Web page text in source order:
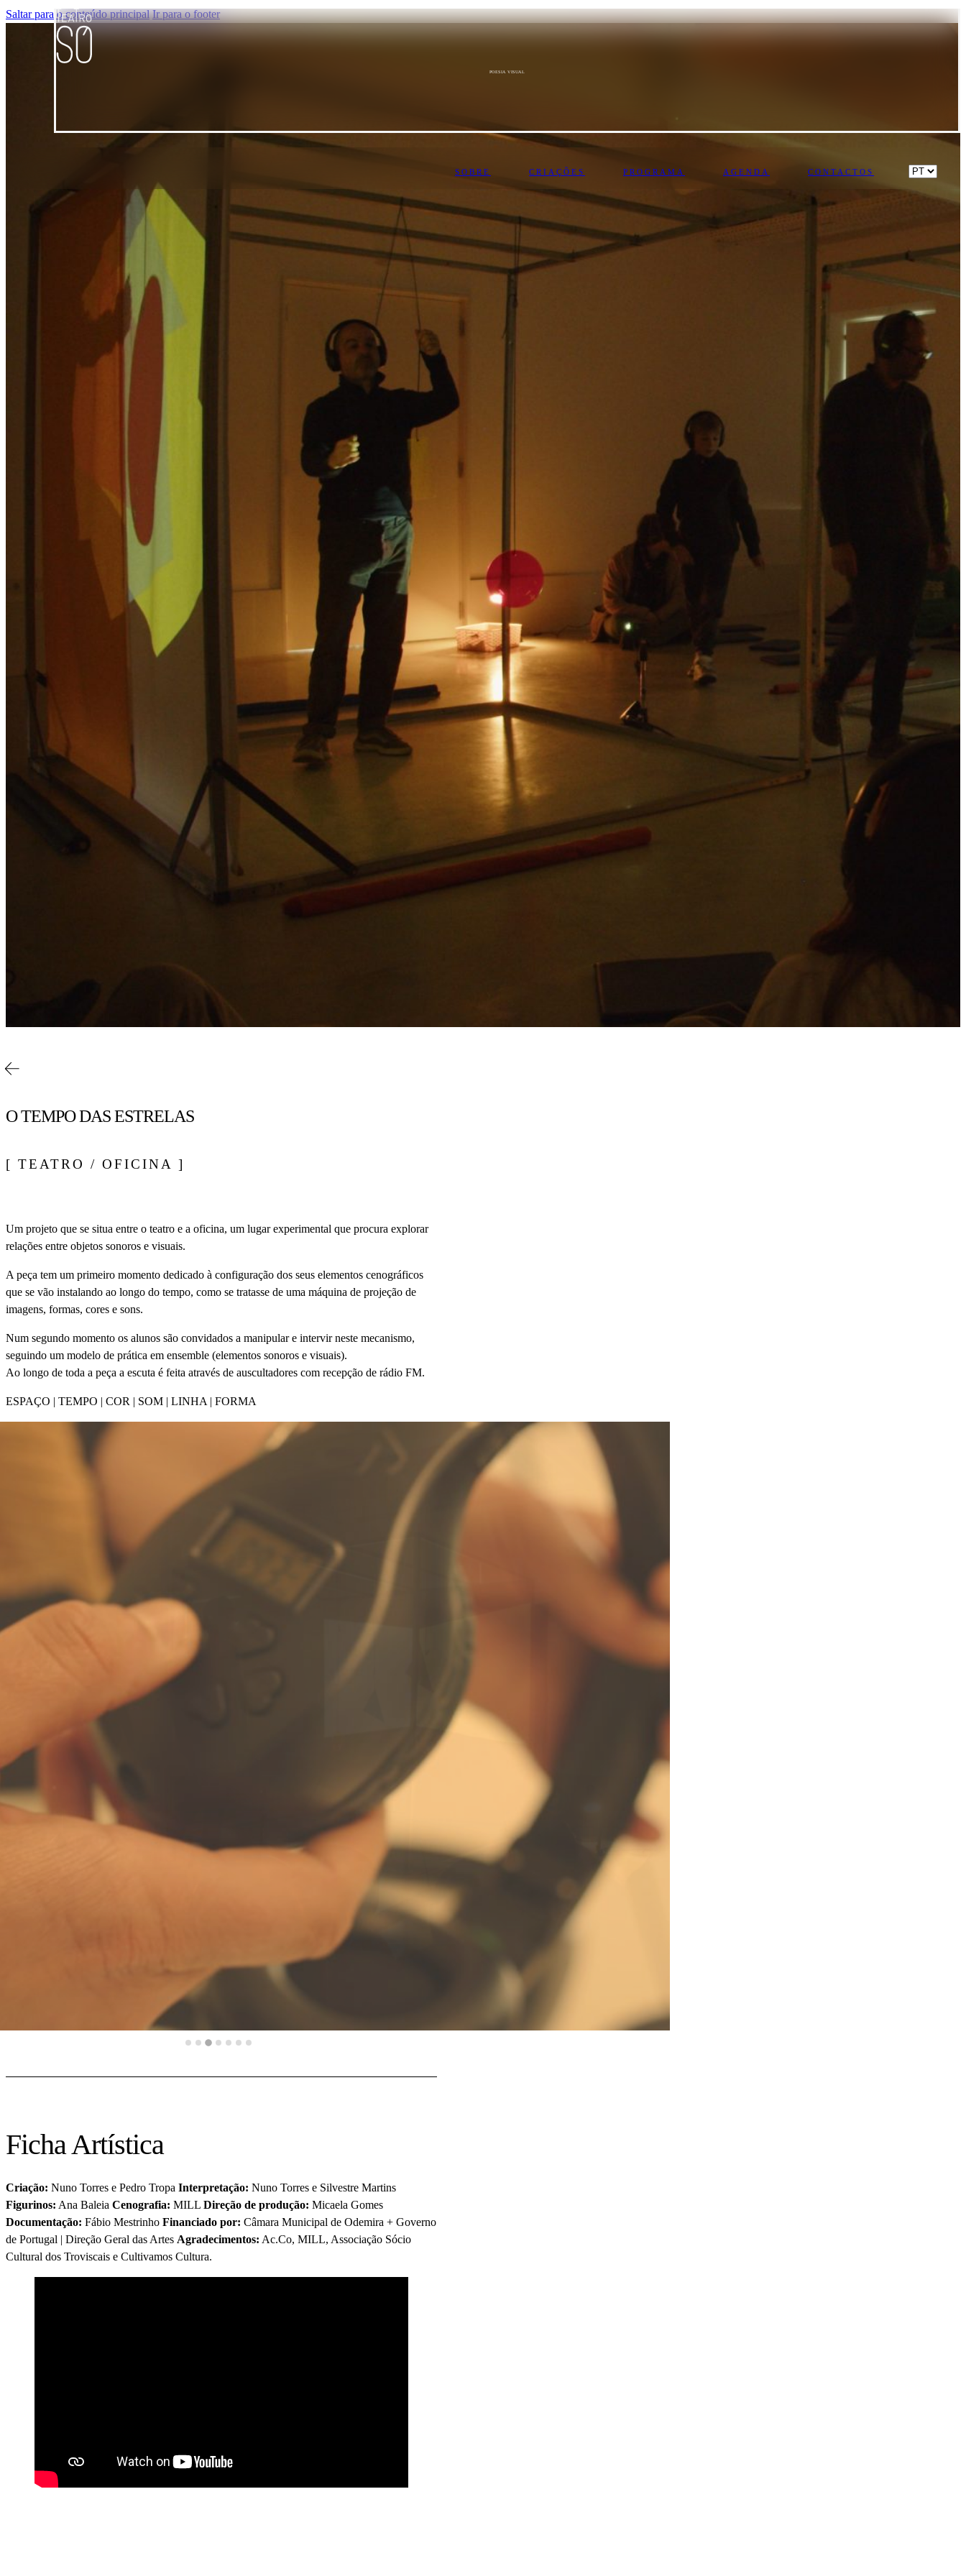
Saltar para o conteúdo principal Ir para o footer
POESIA VISUAL
SOBRE CRIAÇÕES PROGRAMA AGENDA CONTACTOS
O TEMPO DAS ESTRELAS
[ TEATRO / OFICINA ]
Um projeto que se situa entre o teatro e a oficina, um lugar experimental que procura explorar
relações entre objetos sonoros e visuais.
A peça tem um primeiro momento dedicado à configuração dos seus elementos cenográficos
que se vão instalando ao longo do tempo, como se tratasse de uma máquina de projeção de
imagens, formas, cores e sons.
Num segundo momento os alunos são convidados a manipular e intervir neste mecanismo,
seguindo um modelo de prática em ensemble (elementos sonoros e visuais).
Ao longo de toda a peça a escuta é feita através de auscultadores com recepção de rádio FM.
ESPAÇO | TEMPO | COR | SOM | LINHA | FORMA
Ficha Artística
Criação: Nuno Torres e Pedro Tropa Interpretação: Nuno Torres e Silvestre Martins
Figurinos: Ana Baleia Cenografia: MILL Direção de produção: Micaela Gomes
Documentação: Fábio Mestrinho Financiado por: Câmara Municipal de Odemira + Governo
de Portugal | Direção Geral das Artes Agradecimentos: Ac.Co, MILL, Associação Sócio
Cultural dos Troviscais e Cultivamos Cultura.